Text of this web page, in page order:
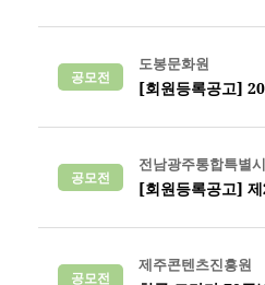
공모전
도봉문화원
[회원등록공고]
공모전
전남광주통합특별
[회원등록공고]
공모전
제주콘텐츠진흥원